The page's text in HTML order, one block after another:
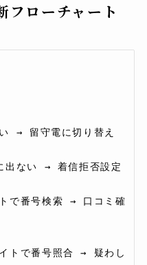
フローチャート
→ 留守電に切り替え
出ない → 着信拒否設定
で番号検索 → 口コミ確
トで番号照合 → 疑わし